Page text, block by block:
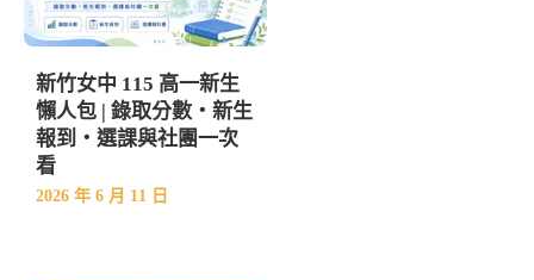
新竹女中 115 高一新生
懶人包 | 錄取分數・新生
報到・選課與社團一次
看
2026 年 6 月 11 日